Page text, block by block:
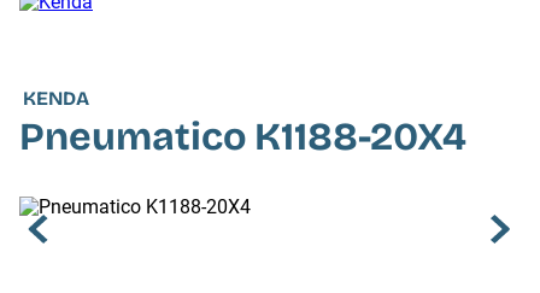
KENDA
Pneumatico K1188-20X4